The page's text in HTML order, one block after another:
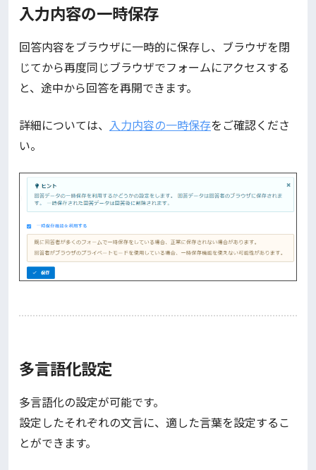
入力内容の一時保存
回答内容をブラウザに一時的に保存し、ブラウザを閉
じてから再度同じブラウザでフォームにアクセスする
と、途中から回答を再開できます。
詳細については、 入力内容の一時保存をご確認くださ
い。
多言語化設定
多言語化の設定が可能です。
設定したそれぞれの文言に、適した言葉を設定するこ
とができます。